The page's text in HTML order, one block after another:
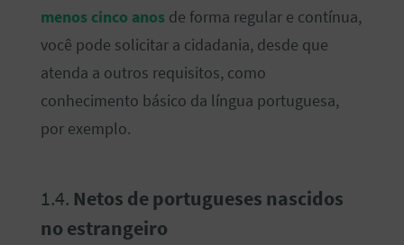
menos cinco anos de forma regular e contínua,
você pode solicitar a cidadania, desde que
atenda a outros requisitos, como
conhecimento básico da língua portuguesa,
por exemplo.
1.4. Netos de portugueses nascidos
no estrangeiro